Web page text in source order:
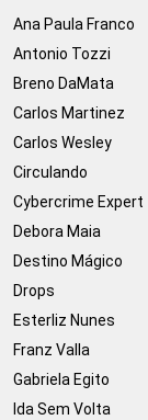
Ana Paula Franco
Antonio Tozzi
Breno DaMata
Carlos Martinez
Carlos Wesley
Circulando
Cybercrime Expert
Debora Maia
Destino Mágico
Drops
Esterliz Nunes
Franz Valla
Gabriela Egito
Ida Sem Volta